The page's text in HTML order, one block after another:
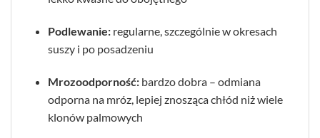
Podlewanie:regularne, szczególnie w okresach
suszy i po posadzeniu
Mrozoodporność:bardzo dobra – odmiana
odporna na mróz, lepiej znosząca chłód niż wiele
klonów palmowych